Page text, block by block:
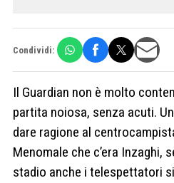
Condividi:
Il Guardian non è molto
partita noiosa, senza acuti.
dare ragione al
Menomale che c’era Inzaghi,
stadio anche i telespettatori